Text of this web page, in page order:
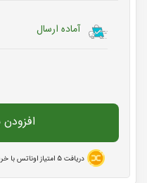
آماده ارسال
دریافت5 امتیاز اوناتس با